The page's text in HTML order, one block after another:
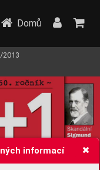
informací
Domů
2013